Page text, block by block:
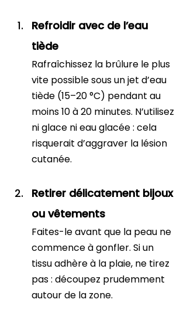
Refroidir avec de l’eau
tiède
Rafraîchissez la brûlure le plus
vite possible sous un jet d’eau
tiède (15–20 °C) pendant au
moins 10 à 20 minutes. N’utilisez
ni glace ni eau glacée : cela
risquerait d’aggraver la lésion
cutanée.
Retirer délicatement bijoux
ou vêtements
Faites-le avant que la peau ne
commence à gonfler. Si un
tissu adhère à la plaie, ne tirez
pas : découpez prudemment
autour de la zone.